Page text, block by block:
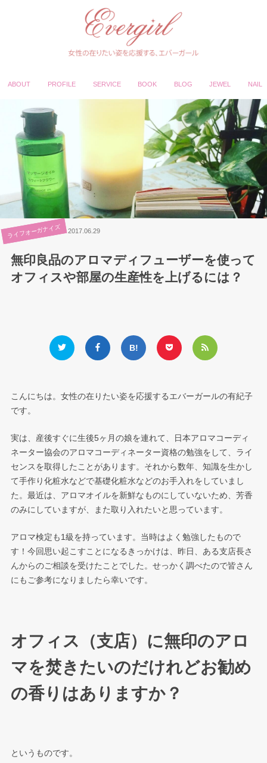
ABOUT PROFILE SERVICE BOOK BLOG JEWEL NAIL
ライフオーガナイズ 2017.06.29
無印良品のアロマディフューザーを使って
オフィスや部屋の生産性を上げるには？
こんにちは。女性の在りたい姿を応援するエバーガールの有紀子
です。
実は、産後すぐに生後5ヶ月の娘を連れて、日本アロマコーディ
ネーター協会のアロマコーディネーター資格の勉強をして、ライ
センスを取得したことがあります。それから数年、知識を生かし
て手作り化粧水などで基礎化粧水などのお手入れをしていまし
た。最近は、アロマオイルを新鮮なものにしていないため、芳香
のみにしていますが、また取り入れたいと思っています。
アロマ検定も1級を持っています。当時はよく勉強したもので
す！今回思い起こすことになるきっかけは、昨日、ある支店長さ
んからのご相談を受けたことでした。せっかく調べたので皆さん
にもご参考になりましたら幸いです。
オフィス（支店）に無印のアロ
マを焚きたいのだけれどお勧め
の香りはありますか？
というものです。